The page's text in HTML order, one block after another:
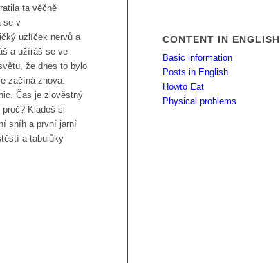
ta věčně
se v
uzlíček nervů a
a užíráš se ve
že dnes to bylo
začíná znova.
Čas je zlověstný
Kladeš si
sníh a první jarní
a tabulůky
CONTENT IN ENGLISH
Basic information
Posts in English
Howto Eat
Physical problems